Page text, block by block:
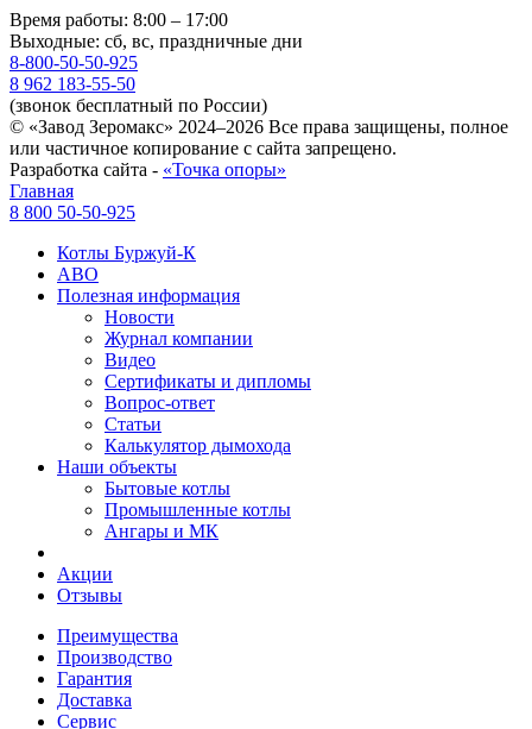
Время работы: 8:00 – 17:00
Выходные: сб, вс, праздничные дни
8-800-50-50-925
8 962 183-55-50
(звонок бесплатный по России)
© «Завод Зеромакс» 2024–2026 Все права защищены, полное
или частичное копирование с сайта запрещено.
Разработка сайта - «Точка опоры»
Главная
8 800 50-50-925
Котлы Буржуй-К
АВО
Полезная информация
Новости
Журнал компании
Видео
Сертификаты и дипломы
Вопрос-ответ
Статьи
Калькулятор дымохода
Наши объекты
Бытовые котлы
Промышленные котлы
Ангары и МК
Акции
Отзывы
Преимущества
Производство
Гарантия
Доставка
Сервис